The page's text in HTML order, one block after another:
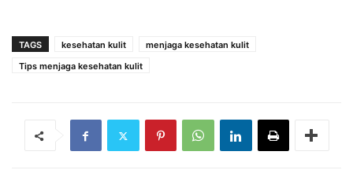
TAGS kesehatan kulit
menjaga kesehatan kulit
Tips menjaga kesehatan kulit